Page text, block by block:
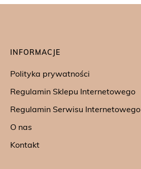
INFORMACJE
Polityka prywatności
Regulamin Sklepu Internetowego
Regulamin Serwisu Internetowego
O nas
Kontakt